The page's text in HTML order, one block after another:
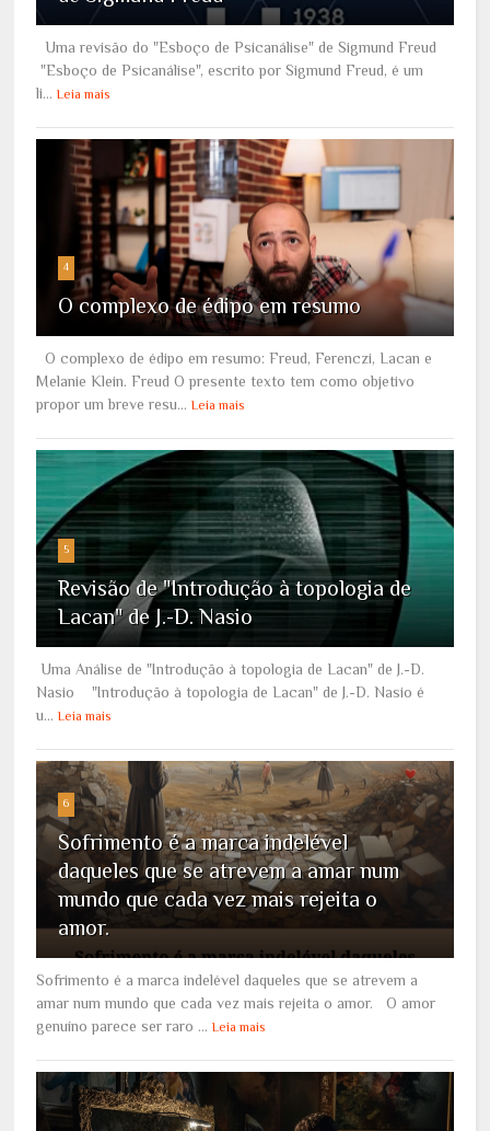
Uma revisão do "Esboço de Psicanálise" de Sigmund Freud
"Esboço de Psicanálise", escrito por Sigmund Freud, é um
li... Leia mais
4
O complexo de édipo em resumo
O complexo de édipo em resumo: Freud, Ferenczi, Lacan e
Melanie Klein. Freud O presente texto tem como objetivo
propor um breve resu... Leia mais
5
Revisão de "Introdução à topologia de
Lacan" de J.-D. Nasio
Uma Análise de "Introdução à topologia de Lacan" de J.-D.
Nasio "Introdução à topologia de Lacan" de J.-D. Nasio é
u... Leia mais
6
Sofrimento é a marca indelével
daqueles que se atrevem a amar num
mundo que cada vez mais rejeita o
amor.
Sofrimento é a marca indelével daqueles que se atrevem a
amar num mundo que cada vez mais rejeita o amor. O amor
genuíno parece ser raro ... Leia mais